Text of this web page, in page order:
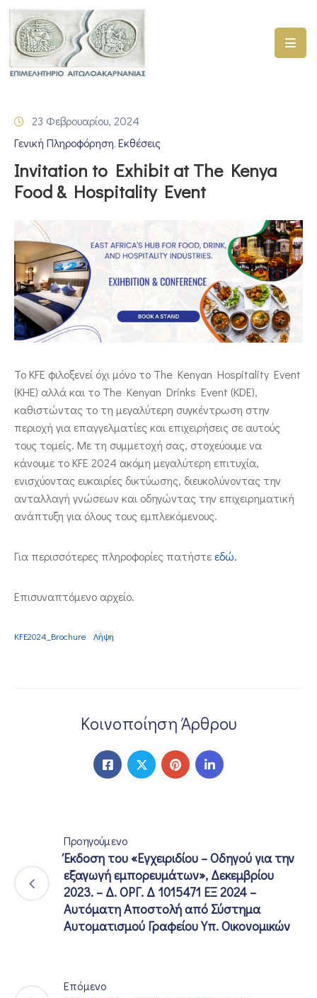
ΑΡΧΙΚΗ
ΓΕΜΗ
–
ΠΡΟΓΡΑΜΜΑΤΑ
ΣΥΜΜΕΤΟΧΗ
ΣΕ
ΕΤΑΙΡΕΙΕΣ
ΕΠΙΚΑΙΡΟΤΗΤΑ
ΕΠΙΚΟΙΝΩΝΙΑ
23 Φεβρουαρίου, 2024
Γενική Πληροφόρηση‚ Εκθέσεις
Invitation to Exhibit at The Kenya
Food & Hospitality Event
Το KFE φιλοξενεί όχι μόνο το The Kenyan Hospitality Event
(KHE) αλλά και το The Kenyan Drinks Event (KDE),
καθιστώντας το τη μεγαλύτερη συγκέντρωση στην
περιοχή για επαγγελματίες και επιχειρήσεις σε αυτούς
τους τομείς. Με τη συμμετοχή σας, στοχεύουμε να
κάνουμε το KFE 2024 ακόμη μεγαλύτερη επιτυχία,
ενισχύοντας ευκαιρίες δικτύωσης, διευκολύνοντας την
ανταλλαγή γνώσεων και οδηγώντας την επιχειρηματική
ανάπτυξη για όλους τους εμπλεκόμενους.
Για περισσότερες πληροφορίες πατήστεεδώ.
Επισυναπτόμενο αρχείο.
KFE2024_Brochure Λήψη
Κοινοποίηση Άρθρου
Προηγούμενο
Έκδοση του «Εγχειριδίου – Οδηγού για την
εξαγωγή εμπορευμάτων», Δεκεμβρίου
2023. – Δ. ΟΡΓ. Δ 1015471 ΕΞ 2024 –
Αυτόματη Αποστολή από Σύστημα
Αυτοματισμού Γραφείου Υπ. Οικονομικών
Επόμενο